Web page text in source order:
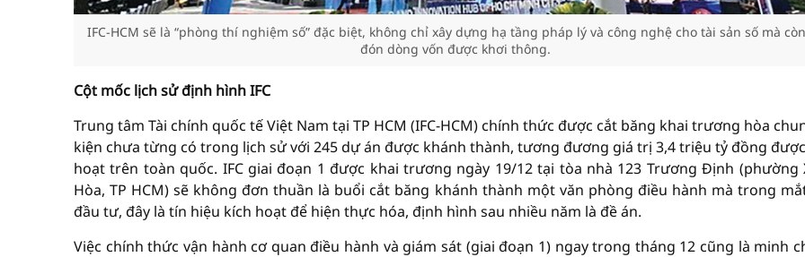
IFC-HCM sẽ là “phòng thí nghiệm số” đặc biệt, không chỉ xây dựng hạ tầng pháp lý và công nghệ cho tài sản số mà
đón dòng vốn được khơi thông.
Cột mốc lịch sử định hình IFC
Trung tâm Tài chính quốc tế Việt Nam tại TP HCM (IFC-HCM) chính thức được cắt băng khai trương hòa
kiện chưa từng có trong lịch sử với 245 dự án được khánh thành, tương đương giá trị 3,4 triệu tỷ đồng
hoạt trên toàn quốc. IFC giai đoạn 1 được khai trương ngày 19/12 tại tòa nhà 123 Trương Định (phường
Hòa, TP HCM) sẽ không đơn thuần là buổi cắt băng khánh thành một văn phòng điều hành mà trong
đầu tư, đây là tín hiệu kích hoạt để hiện thực hóa, định hình sau nhiều năm là đề án.
Việc chính thức vận hành cơ quan điều hành và giám sát (giai đoạn 1) ngay trong tháng 12 cũng là minh